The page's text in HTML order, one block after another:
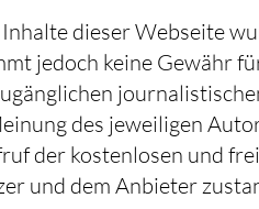
dieser Webseite
jedoch keine Gewähr
des jeweiligen
der kostenlosen und
und dem Anbieter